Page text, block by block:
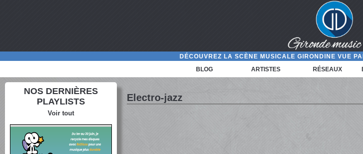
DÉCOUVREZ LA SCÈNE MUSICALE GIRONDINE VUE
BLOG
ARTISTES RÉSEAUX
NOS DERNIÈRES
PLAYLISTS
Voir tout
Electro-jazz